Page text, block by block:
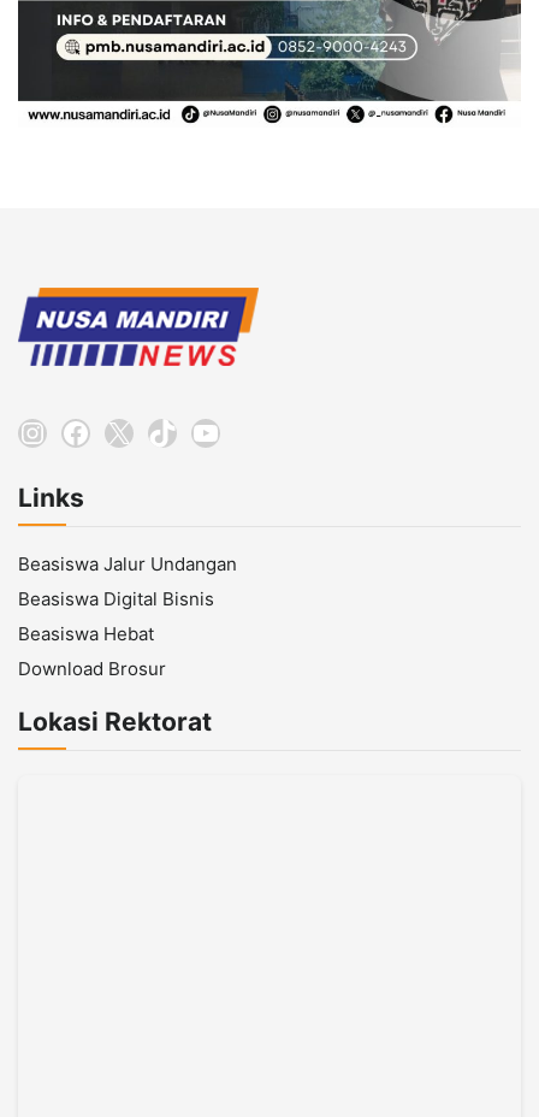
Instagram
Facebook
X TikTokYouTube
Links
Beasiswa Jalur Undangan
Beasiswa Digital Bisnis
Beasiswa Hebat
Download Brosur
Lokasi Rektorat